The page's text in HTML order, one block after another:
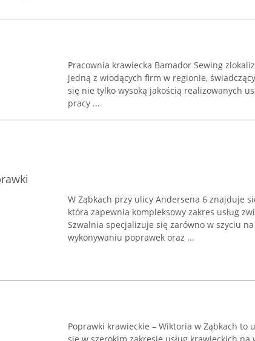
Pracownia krawiecka Bamador Sewing
jedną z wiodących firm w regionie,
się nie tylko wysoką jakością realizowanych
pracy ...
W Ząbkach przy ulicy Andersena 6 znajduje
która zapewnia kompleksowy zakres usług
Szwalnia specjalizuje się zarówno w szyciu
wykonywaniu poprawek oraz ...
Poprawki krawieckie – Wiktoria w Ząbkach to